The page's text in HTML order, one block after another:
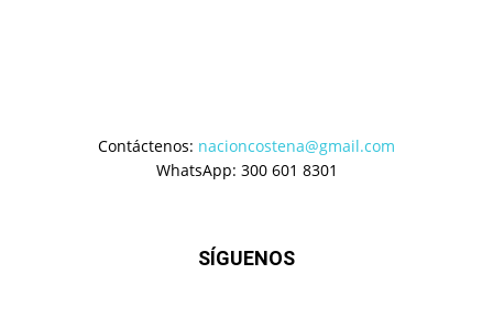
Contáctenos: nacioncostena@gmail.com
WhatsApp: 300 601 8301
SÍGUENOS